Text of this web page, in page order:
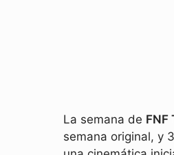
La semana de FNF
semana original, y